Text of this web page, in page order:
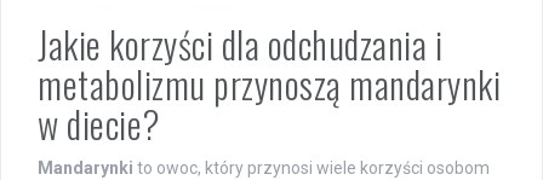
Jakie korzyści dla odchudzania i
metabolizmu przynoszą mandarynki
w diecie?
Mandarynki to owoc, który przynosi wiele korzyści osobom